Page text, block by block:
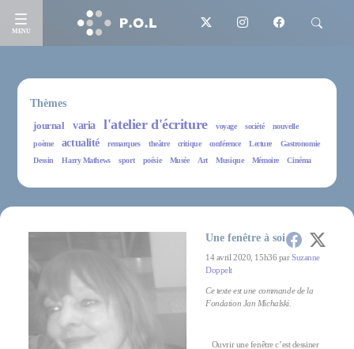
MENU
Thèmes
journal
varia l'atelier d'écriture voyage société
nouvelle
poème
actualité remarques theâtre critique conférence Lecture
Gastronomie
Dessin
Harry Mathews sport poésie Musée Art Musique Mémoire Cinéma
Une fenêtre à soi
14 avril 2020, 15h36 parSuzanne
Doppelt
Ce texte est une commande de la
Fondation Jan Michalski.
Ouvrir une fenêtre c’est dessiner